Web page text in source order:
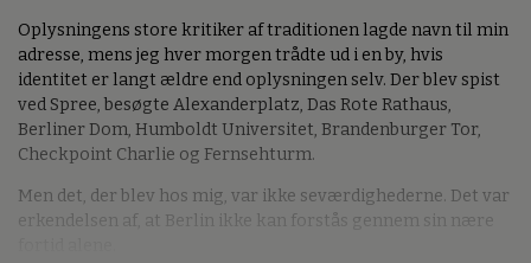
Oplysningens store kritiker af traditionen lagde navn til min
adresse, mens jeg hver morgen trådte ud i en by, hvis
identitet er langt ældre end oplysningen selv. Der blev spist
ved Spree, besøgte Alexanderplatz, Das Rote Rathaus,
Berliner Dom, Humboldt Universitet, Brandenburger Tor,
Checkpoint Charlie og Fernsehturm.
Men det, der blev hos mig, var ikke seværdighederne. Det var
erkendelsen af, at Berlin ikke kan forstås gennem sin nære